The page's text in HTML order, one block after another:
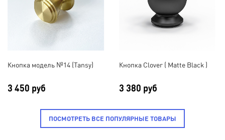
Кнопка модель №14 (Tansy)
3 450 руб
Кнопка Clover ( Matte Black )
3 380 руб
ПОСМОТРЕТЬ ВСЕ ПОПУЛЯРНЫЕ ТОВАРЫ